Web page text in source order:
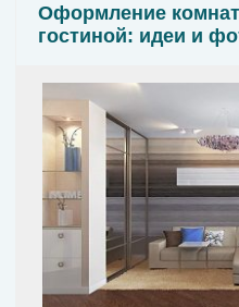
Оформление
гостиной: идеи и